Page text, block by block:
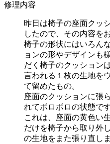
修理内容
昨日は椅子の座面クッ
したので、その内容を
椅子の形状にはいろん
ョンの形やデザインも
だく椅子のクッション
言われる１枚の生地を
て留めたもの。
座面のクッションに張
れてボロボロの状態です
これは、座面の黄色い
だけを椅子から取り外
の生地をまた張り直しま